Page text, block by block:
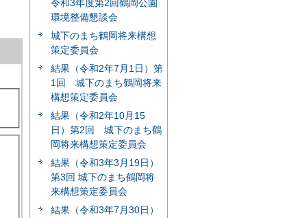
令和3年度第2回鶴岡公園
環境整備懇談会
城下のまち鶴岡将来構想
策定委員会
結果（令和2年7月1日）第
1回 城下のまち鶴岡将来
構想策定委員会
結果（令和2年10月15
日）第2回 城下のまち鶴
岡将来構想策定委員会
結果（令和3年3月19日）
第3回 城下のまち鶴岡将
来構想策定委員会
結果（令和3年7月30日）